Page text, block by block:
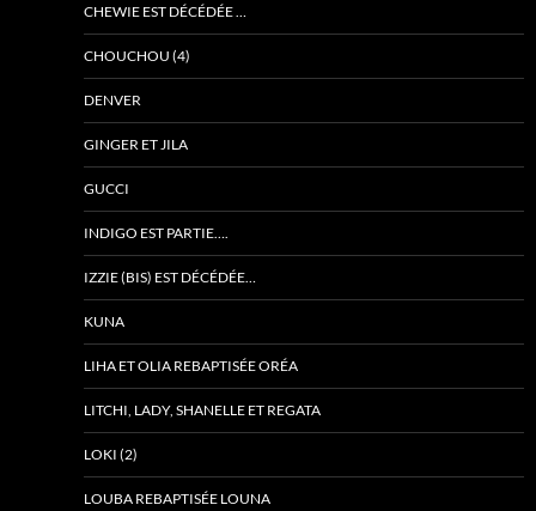
CHEWIE EST DÉCÉDÉE …
CHOUCHOU (4)
DENVER
GINGER ET JILA
GUCCI
INDIGO EST PARTIE….
IZZIE (BIS) EST DÉCÉDÉE…
KUNA
LIHA ET OLIA REBAPTISÉE ORÉA
LITCHI, LADY, SHANELLE ET REGATA
LOKI (2)
LOUBA REBAPTISÉE LOUNA